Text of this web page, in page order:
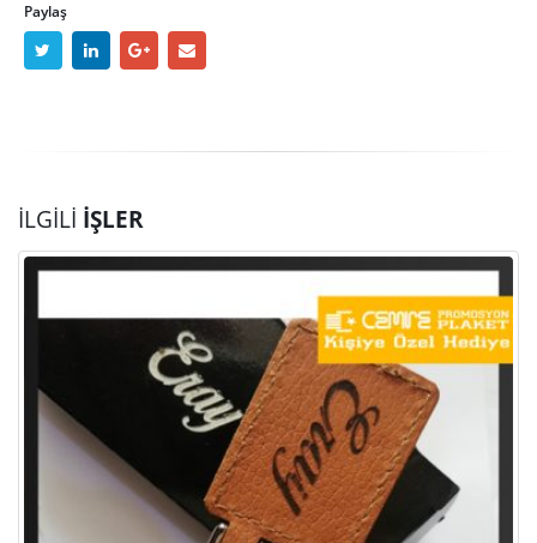
Paylaş
İLGILI İŞLER